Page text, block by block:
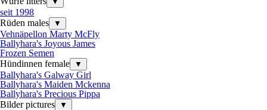
seit 1998
Rüden males
▼
Vehnäpellon Marty McFly
Ballyhara's Joyous James
Frozen Semen
Hündinnen female
▼
Ballyhara's Galway Girl
Ballyhara's Maiden Mckenna
Ballyhara's Precious Pippa
Bilder pictures
▼